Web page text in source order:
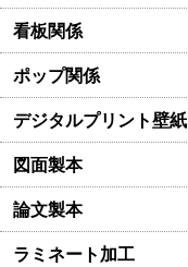
看板関係
ポップ関係
デジタルプリント壁紙
図面製本
論文製本
ラミネート加工